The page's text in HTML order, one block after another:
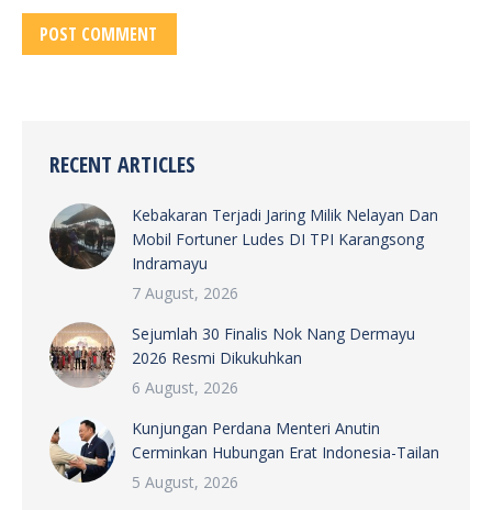
POST COMMENT
RECENT ARTICLES
Kebakaran Terjadi Jaring Milik Nelayan Dan
Mobil Fortuner Ludes DI TPI Karangsong
Indramayu
7 August, 2026
Sejumlah 30 Finalis Nok Nang Dermayu
2026 Resmi Dikukuhkan
6 August, 2026
Kunjungan Perdana Menteri Anutin
Cerminkan Hubungan Erat Indonesia-Tailan
5 August, 2026